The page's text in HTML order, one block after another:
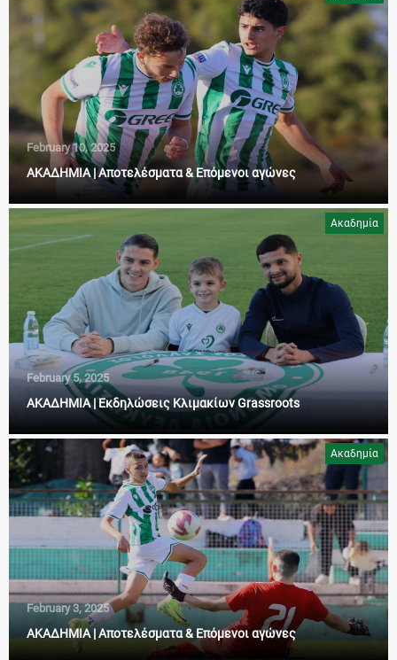
February 10, 2025
ΑΚΑΔΗΜΙΑ | Αποτελέσματα & Επόμενοι αγώνες
Ακαδημία
February 5, 2025
ΑΚΑΔΗΜΙΑ | Εκδηλώσεις Κλιμακίων Grassroots
Ακαδημία
February 3, 2025
ΑΚΑΔΗΜΙΑ | Αποτελέσματα & Επόμενοι αγώνες